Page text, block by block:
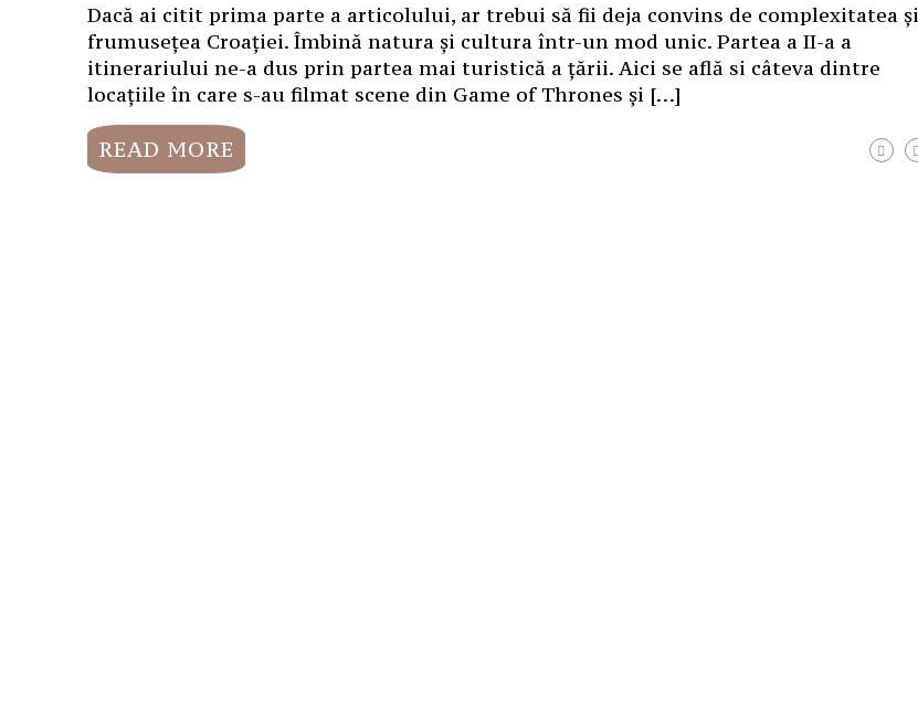
Dacă ai citit prima parte a articolului, ar trebui să fii deja convins de complexitatea și
frumusețea Croației. Îmbină natura și cultura într-un mod unic. Partea a II-a a
itinerariului ne-a dus prin partea mai turistică a țării. Aici se află si câteva dintre
locațiile în care s-au filmat scene din Game of Thrones și […]
READ MORE